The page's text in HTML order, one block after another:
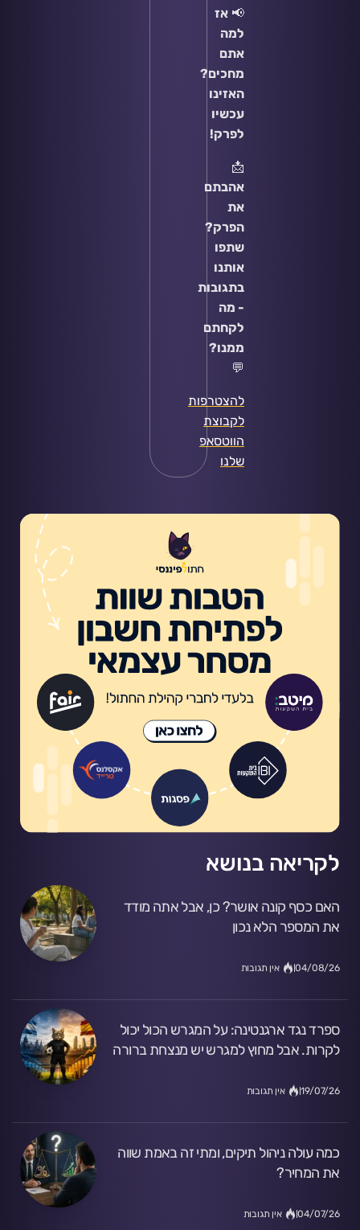
📢אז
למה
אתם
מחכים?
האזינו
עכשיו
לפרק!
📩
אהבתם
את
הפרק?
שתפו
אותנו
בתגובות
- מה
לקחתם
ממנו?
💬
להצטרפות
לקבוצת
הווטסאפ
שלנו
לקריאה בנושא
האם כסף קונה אושר? כן, אבל אתה מודד
את המספר הלא נכון
04/08/26 אין תגובות
ספרד נגד ארגנטינה: על המגרש הכול יכול
לקרות. אבל מחוץ למגרש יש מנצחת ברורה
19/07/26 אין תגובות
כמה עולה ניהול תיקים, ומתי זה באמת שווה
את המחיר?
04/07/26 אין תגובות